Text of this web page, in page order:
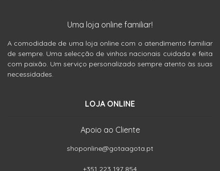
Uma loja online familiar!
A comodidade de uma loja online com o atendimento familiar
de sempre. Uma selecção de vinhos nacionais cuidada e feita
com paixão. Um serviço personalizado sempre atento às suas
necessidades.
LOJA ONLINE
Apoio ao Cliente
shoponline@gotaagota.pt
+351 223 197 854